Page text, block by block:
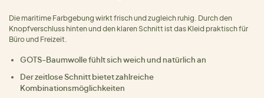
Die maritime Farbgebung wirkt frisch und zugleich ruhig. Durch den
Knopfverschluss hinten und den klaren Schnitt ist das Kleid praktisch für
Büro und Freizeit.
GOTS-Baumwolle fühlt sich weich und natürlich an
Der zeitlose Schnitt bietet zahlreiche
Kombinationsmöglichkeiten